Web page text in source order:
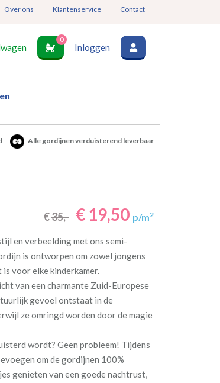
Over ons Klantenservice Contact
0
Inloggen
Alle gordijnen verduisterend leverbaar
€35,- € 19,50 p/m2
en verbeelding met ons semi-
is ontworpen om zowel jongens
voor elke kinderkamer.
van een charmante Zuid-Europese
gevoel ontstaat in de
ze omringd worden door de magie
wordt? Geen probleem! Tijdens
om de gordijnen 100%
genieten van een goede nachtrust,